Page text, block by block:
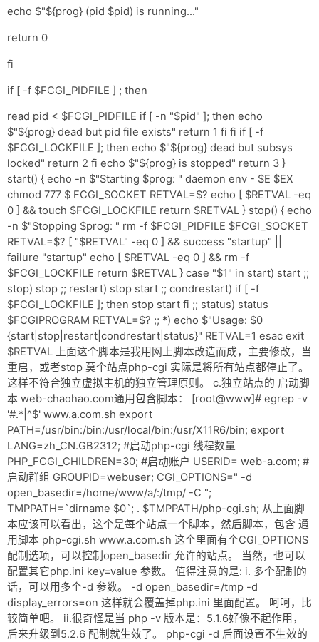
echo $"${prog} (pid $pid) is running..."
return 0
fi
if [ -f $FCGI_PIDFILE ] ; then
read pid < $FCGI_PIDFILE if [ -n "$pid" ]; then echo
$"${prog} dead but pid file exists" return 1 fi fi if [ -f
$FCGI_LOCKFILE ]; then echo $"${prog} dead but subsys
locked" return 2 fi echo $"${prog} is stopped" return 3 }
start() { echo -n $"Starting $prog: " daemon env - $E $EX
chmod 777 $ FCGI_SOCKET RETVAL=$? echo [ $RETVAL -eq
0 ] && touch $FCGI_LOCKFILE return $RETVAL } stop() { echo
-n $"Stopping $prog: " rm -f $FCGI_PIDFILE $FCGI_SOCKET
RETVAL=$? [ "$RETVAL" -eq 0 ] && success "startup" ||
failure "startup" echo [ $RETVAL -eq 0 ] && rm -f
$FCGI_LOCKFILE return $RETVAL } case "$1" in start) start ;;
stop) stop ;; restart) stop start ;; condrestart) if [ -f
$FCGI_LOCKFILE ]; then stop start fi ;; status) status
$FCGIPROGRAM RETVAL=$? ;; *) echo $"Usage: $0
{start|stop|restart|condrestart|status}" RETVAL=1 esac exit
$RETVAL 上面这个脚本是我用网上脚本改造而成，主要修改，当
重启，或者stop 莫个站点php-cgi 实际是将所有站点都停止了。
这样不符合独立虚拟主机的独立管理原则。 c.独立站点的 启动脚
本 web-chaohao.com通用包含脚本： [root@www]# egrep -v
'#.*|^$' www.a.com.sh export
PATH=/usr/bin:/bin:/usr/local/bin:/usr/X11R6/bin; export
LANG=zh_CN.GB2312; #启动php-cgi 线程数量
PHP_FCGI_CHILDREN=30; #启动账户 USERID= web-a.com; #
启动群组 GROUPID=webuser; CGI_OPTIONS=" -d
open_basedir=/home/www/a/:/tmp/ -C ";
TMPPATH=`dirname $0`; . $TMPPATH/php-cgi.sh; 从上面脚
本应该可以看出，这个是每个站点一个脚本，然后脚本，包含 通
用脚本 php-cgi.sh www.a.com.sh 这个里面有个CGI_OPTIONS
配制选项，可以控制open_basedir 允许的站点。 当然，也可以
配置其它php.ini key=value 参数。 值得注意的是: i. 多个配制的
话，可以用多个-d 参数。 -d open_basedir=/tmp -d
display_errors=on 这样就会覆盖掉php.ini 里面配置。 呵呵，比
较简单吧。 ii.很奇怪是当 php -v 版本是：5.1.6好像不起作用，
后来升级到5.2.6 配制就生效了。 php-cgi -d 后面设置不生效的